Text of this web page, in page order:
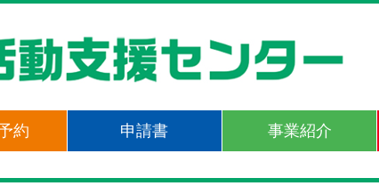
約 申請書 事業紹介